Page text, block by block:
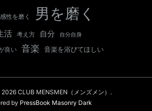
性を磨く 男を磨く
活 考え方 自分 自分自身
良い 音楽 音楽を浴びてほしい
CLUB MENSMEN（メンズメン）.
by PressBook Masonry Dark